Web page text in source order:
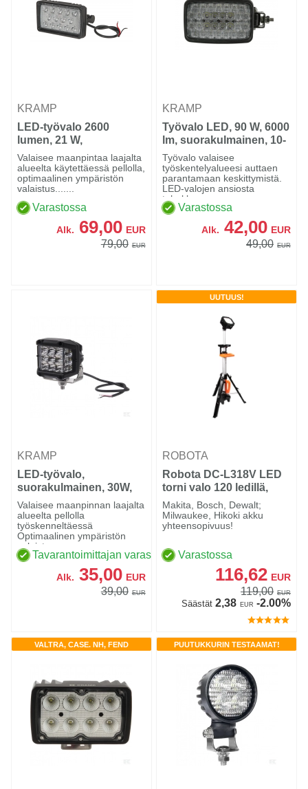
KRAMP
LED-työvalo 2600
lumen, 21 W,
suorakulmainen, 10-30V,
leveä valokeila, 14
LED'iä, vasen tai oikea
Valaisee maanpintaa laajalta
alueelta käytettäessä pellolla,
optimaalinen ympäristön
valaistus.......
Varastossa
Alk. 69,00 EUR
79,00 EUR
KRAMP
Työvalo LED, 90 W, 6000
lm, suorakulmainen, 10-
30 V, valkoinen, leveä
valokeila
Työvalo valaisee
työskentelyalueesi auttaen
parantamaan keskittymistä.
LED-valojen ansiosta
tehokka...
Varastossa
Alk. 42,00 EUR
49,00 EUR
KRAMP
LED-työvalo,
suorakulmainen, 30W,
2850lm, 10/30V,
89x97mm
Valaisee maanpinnan laajalta
alueelta pellolla
työskenneltäessä
Optimaalinen ympäristön
valaistus.....
Tavarantoimittajan varastossa
Alk. 35,00 EUR
39,00 EUR
UUTUUS!
ROBOTA
Robota DC-L318V LED
torni valo 120 ledillä,
runko
Makita, Bosch, Dewalt;
Milwaukee, Hikoki akku
yhteensopivuus!
Varastossa
116,62 EUR
119,00 EUR
Säästät2,38 EUR -2.00%
VALTRA, CASE. NH, FEND PUUTUKKURIN TESTAAMAT!